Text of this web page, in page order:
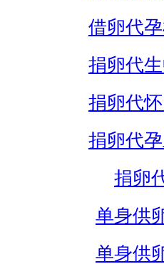
借卵代
捐卵代
捐卵代
捐卵代
捐卵
单身供
单身供